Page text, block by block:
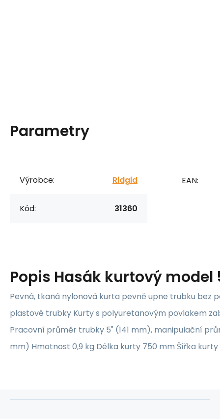
Parametry
Výrobce: Ridgid
Kód: 31360
EAN:
Popis Hasák kurtový model
Pevná, tkaná nylonová kurta pevně upne trubku bez
plastové trubky Kurty s polyuretanovým povlakem
Pracovní průměr trubky 5" (141 mm), manipulační
mm) Hmotnost 0,9 kg Délka kurty 750 mm Šířka